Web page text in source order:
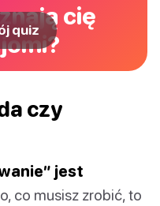
cię
quiz
czy
jest
co musisz zrobić, to